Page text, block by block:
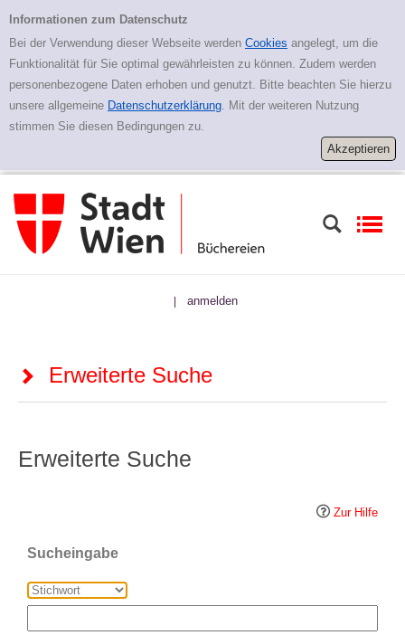
Erweiterte Suche
Informationen zum Datenschutz
Bei der Verwendung dieser Webseite werden Cookies angelegt, um die
Funktionalität für Sie optimal gewährleisten zu können. Zudem werden
personenbezogene Daten erhoben und genutzt. Bitte beachten Sie hierzu
unsere allgemeine Datenschutzerklärung. Mit der weiteren Nutzung
stimmen Sie diesen Bedingungen zu.
| anmelden
Erweiterte Suche
Erweiterte Suche
Zur Hilfe
Sucheingabe